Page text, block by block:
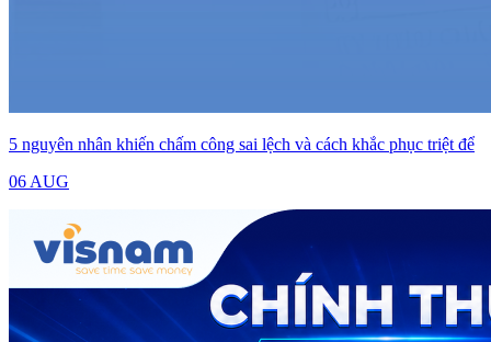
5 nguyên nhân khiến chấm công sai lệch và cách khắc phục triệt để
06 AUG